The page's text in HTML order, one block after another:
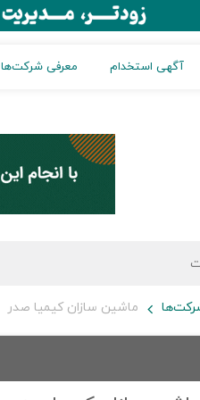
آگهی استخدام معرفی شرکت‌ها
ماشین سازان کیمیا صدر